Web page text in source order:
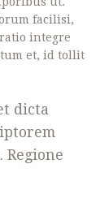
facilisi,
integre
et, id tollit
dicta
Regione